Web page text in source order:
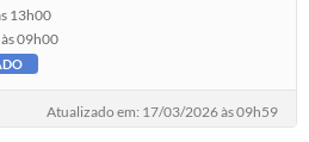
13h00
09h00
Atualizado em: 17/03/2026 às 09h59